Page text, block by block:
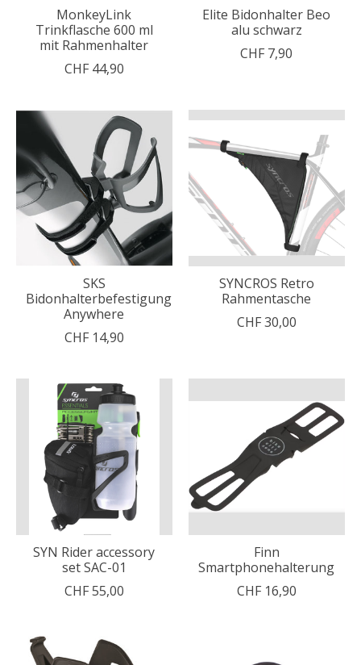
MonkeyLink
Trinkflasche 600 ml
mit Rahmenhalter
CHF 44,90
Elite Bidonhalter Beo
alu schwarz
CHF 7,90
SKS
Bidonhalterbefestigung
Anywhere
CHF 14,90
SYNCROS Retro
Rahmentasche
CHF 30,00
SYN Rider accessory
set SAC-01
CHF 55,00
Finn
Smartphonehalterung
CHF 16,90